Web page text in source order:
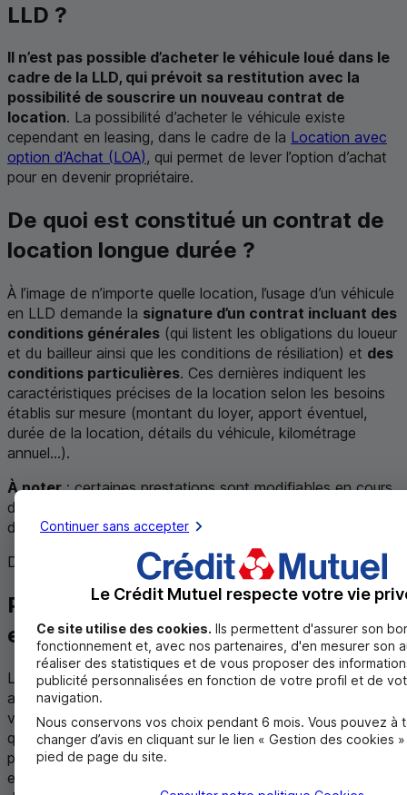
LLD ?
Il n’est pas possible d’acheter le véhicule loué dans le
cadre de la LLD, qui prévoit sa restitution avec la
possibilité de souscrire un nouveau contrat de
location. La possibilité d’acheter le véhicule existe
cependant en leasing, dans le cadre de la Location avec
option d’Achat (LOA), qui permet de lever l’option d’achat
pour en devenir propriétaire.
De quoi est constitué un contrat de
location longue durée ?
À l’image de n’importe quelle location, l’usage d’un véhicule
en LLD demande la signature d’un contrat incluant des
conditions générales (qui listent les obligations du loueur
et du bailleur ainsi que les conditions de résiliation) et des
conditions particulières. Ces dernières indiquent les
caractéristiques précises de la location selon les besoins
établis sur mesure (montant du loyer, apport éventuel,
durée de la location, détails du véhicule, kilométrage
annuel...).
À noter: certaines prestations sont modifiables en cours
de location, à votre demande, pour s’adapter à l’évolution
de vos besoins.
Des questions ?
Pourquoi est-ce important de bien
estimer son kilométrage annuel ?
La Location Longue Durée permet d’adapter le kilométrage
annuel selon vos habitudes et vos déplacements. Que
vous envisagiez de rouler peu, sur des courts trajets
quotidiens domicile-travail par exemple, ou que vous
parcouriez de longues distances, le contrat de
entièrement modulable. Il est cependant important de bien
Continuer sans accepter
Le Crédit Mutuel respecte votre vie
Ce site utilise des cookies. Ils permettent d'assurer son
fonctionnement et, avec nos partenaires, d'en mesurer son
réaliser des statistiques et de vous proposer des
publicité personnalisées en fonction de votre profil et de
navigation.
Nous conservons vos choix pendant 6 mois. Vous pouvez à
changer d’avis en cliquant sur le lien « Gestion des cookies
pied de page du site.